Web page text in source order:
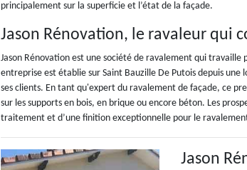
principalement sur la superficie et l’état de la façade.
Jason Rénovation, le ravaleur qui
Jason Rénovation est une société de ravalement qui
entreprise est établie sur Saint Bauzille De Putois depuis
ses clients. En tant qu'expert du ravalement de façade, ce
sur les supports en bois, en brique ou encore béton. Les
traitement et d’une finition exceptionnelle pour le
Jason